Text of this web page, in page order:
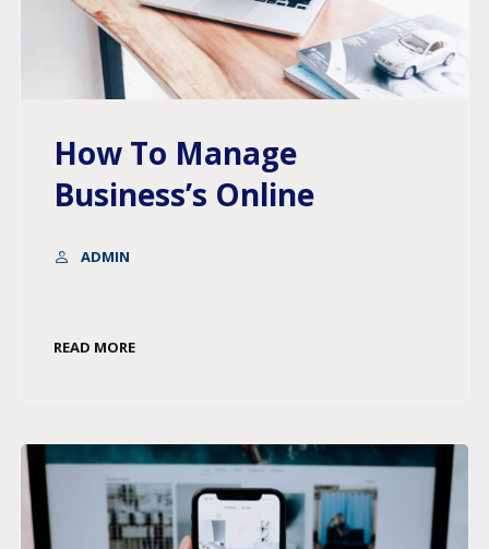
How To Manage
Business’s Online
ADMIN
READ MORE